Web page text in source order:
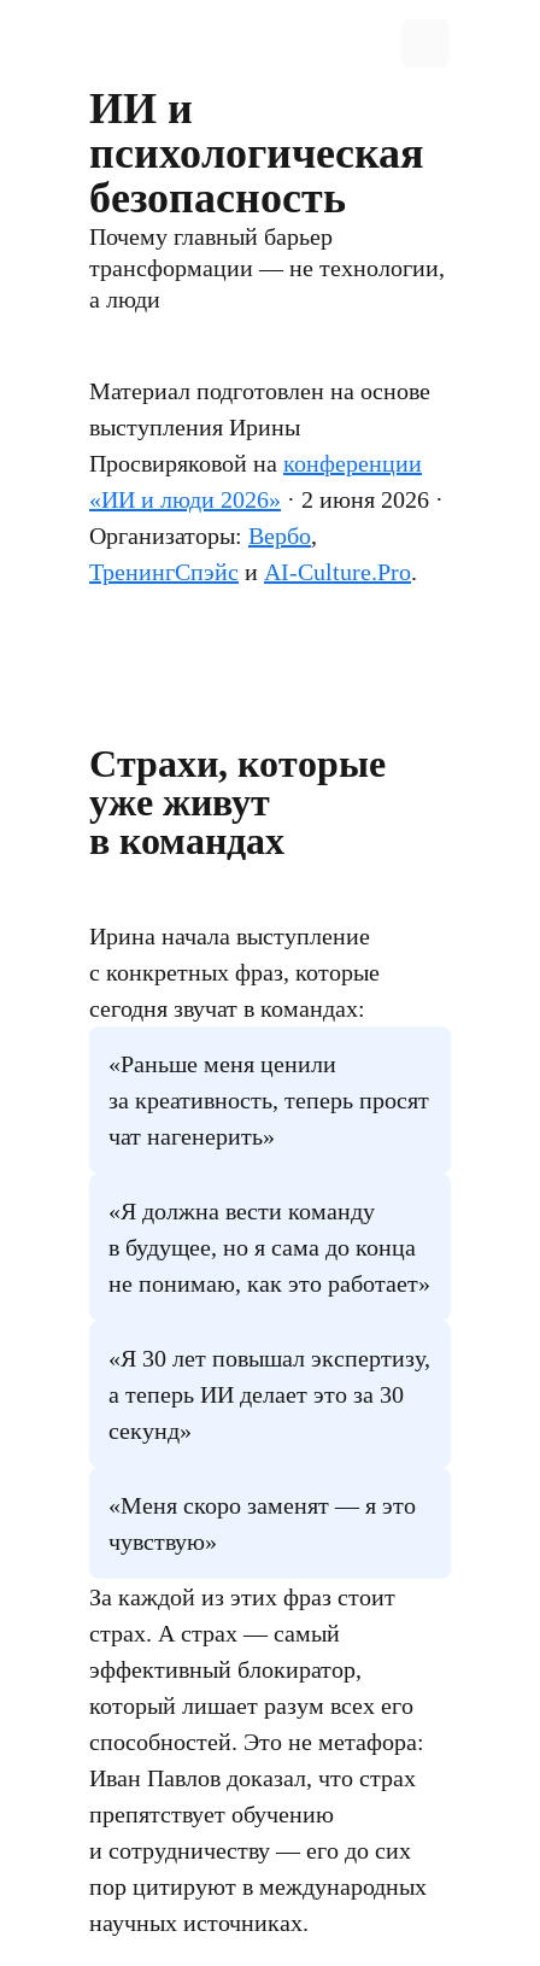
ИИ и
психологическая
безопасность
Почему главный барьер
трансформации — не технологии,
а люди
Материал подготовлен на основе
выступления Ирины
Просвиряковой на конференции
«ИИ и люди 2026» · 2 июня 2026 ·
Организаторы: Вербо,
ТренингСпэйс и AI-Culture.Pro.
Страхи, которые
уже живут
в командах
Ирина начала выступление
с конкретных фраз, которые
сегодня звучат в командах:
«Раньше меня ценили
за креативность, теперь просят
чат нагенерить»
«Я должна вести команду
в будущее, но я сама до конца
не понимаю, как это работает»
«Я 30 лет повышал экспертизу,
а теперь ИИ делает это за 30
секунд»
«Меня скоро заменят — я это
чувствую»
За каждой из этих фраз стоит
страх. А страх — самый
эффективный блокиратор,
который лишает разум всех его
способностей. Это не метафора:
Иван Павлов доказал, что страх
препятствует обучению
и сотрудничеству — его до сих
пор цитируют в международных
научных источниках.